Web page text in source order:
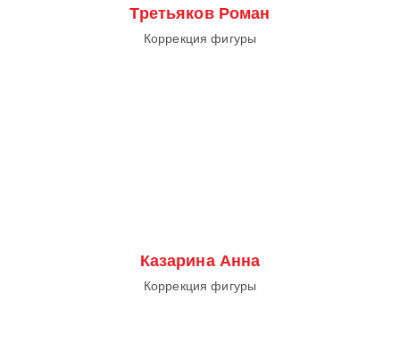
Третьяков Роман
Коррекция фигуры
Казарина Анна
Коррекция фигуры